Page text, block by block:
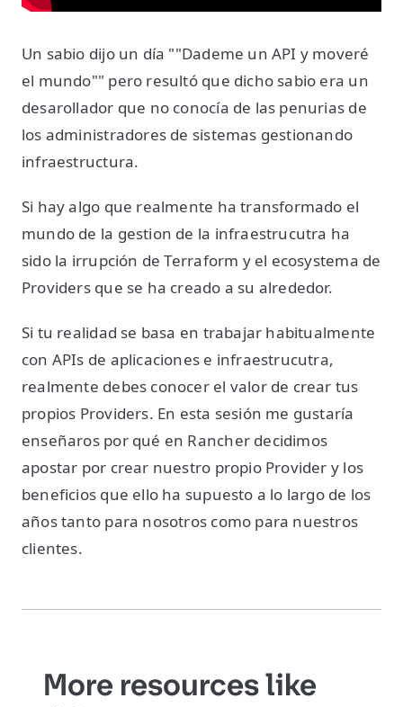
Un sabio dijo un día ""Dademe un API y moveré
el mundo"" pero resultó que dicho sabio era un
desarollador que no conocía de las penurias de
los administradores de sistemas gestionando
infraestructura.
Si hay algo que realmente ha transformado el
mundo de la gestion de la infraestrucutra ha
sido la irrupción de Terraform y el ecosystema de
Providers que se ha creado a su alrededor.
Si tu realidad se basa en trabajar habitualmente
con APIs de aplicaciones e infraestrucutra,
realmente debes conocer el valor de crear tus
propios Providers. En esta sesión me gustaría
enseñaros por qué en Rancher decidimos
apostar por crear nuestro propio Provider y los
beneficios que ello ha supuesto a lo largo de los
años tanto para nosotros como para nuestros
clientes.
More resources like